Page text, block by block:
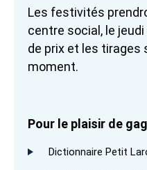
Les festivités
centre social, le
de prix et les
moment.
Pour le plaisir de
Dictionnaire Petit